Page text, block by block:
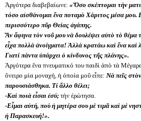
Ἀργότερα διαβεβαίωνε: «Ὅσο σκέπτομαι τὴν
τόσο αἰσθάνομαι ἕνα ποταμὸ Χάριτος μέσα μου.
περισσότερο πῦρ Θείας ἀγάπης.
Ἂν ἄφηνα τὸν νοῦ μου νὰ δουλέψει αὐτὸ τὸ θέμα
εἶχα πολλὰ ἀνοίγματα! Ἀλλὰ κρατάω καὶ ἕνα καὶ
Γιατί πάντα ὑπάρχει ὁ κίνδυνος τῆς πλάνης».
Ἀργότερα ἕνα πνευματικό του παιδὶ ἀπὸ τὰ
ὄνειρο μία μοναχή, ἡ ὁποία μοῦ εἶπε: Νὰ πεῖς
παρουσιάσθηκα. Τί ἄλλο θέλει;
-Καὶ ποιὰ εἶσαι ἐσύ; τὴν ἐρώτησα.
-Εἶμαι αὐτή, ποὺ ἡ μητέρα σου μὲ τιμᾶ καὶ μὲ
ἡ Παρασκευή!».